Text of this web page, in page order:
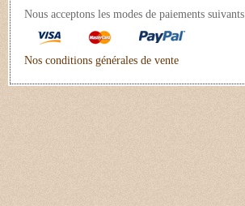
Nous acceptons les modes de paiements suivants
Nos conditions générales de vente